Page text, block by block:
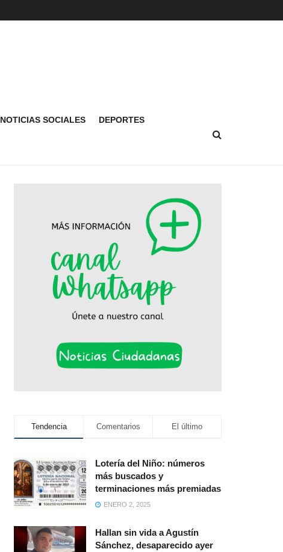
NOTICIAS SOCIALES DEPORTES
Tendencia Comentarios El último
Lotería del Niño: números
más buscados y
terminaciones más premiadas
ENERO 2, 2025
Hallan sin vida a Agustín
Sánchez, desaparecido ayer